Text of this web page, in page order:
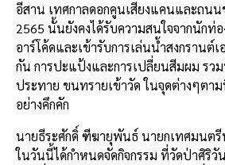
อีสาน เทศกาลดอกคูนเสียงแคนและถนน
2565 นั้นยังคงได้รับความสนใจจากนักท่
อาร์โค้ดและเข้ารับการเล่นน้ำสงกรานต์
กัน การปะแป้งและการเปลี่ยนสีมผม รว
ประทาย ขนทรายเข้าวัด ในจุดต่างๆตา
อย่างคึกคัก
นายธีระศักดิ์ ฑีฆายุพันธ์ นายกเทศมนต
ในวันนี้ได้กำหนดจัดกิจกรรม ที่วัดป่าศิริวั